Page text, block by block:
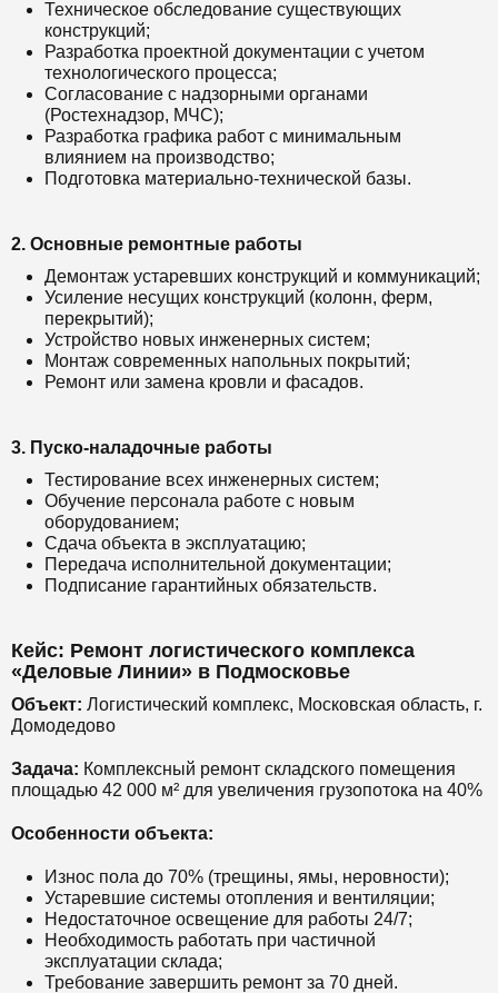
Техническое обследование существующих
конструкций;
Разработка проектной документации с учетом
технологического процесса;
Согласование с надзорными органами
(Ростехнадзор, МЧС);
Разработка графика работ с минимальным
влиянием на производство;
Подготовка материально-технической базы.
2. Основные ремонтные работы
Демонтаж устаревших конструкций и коммуникаций;
Усиление несущих конструкций (колонн, ферм,
перекрытий);
Устройство новых инженерных систем;
Монтаж современных напольных покрытий;
Ремонт или замена кровли и фасадов.
3. Пуско-наладочные работы
Тестирование всех инженерных систем;
Обучение персонала работе с новым
оборудованием;
Сдача объекта в эксплуатацию;
Передача исполнительной документации;
Подписание гарантийных обязательств.
Кейс: Ремонт логистического комплекса
«Деловые Линии» в Подмосковье
Объект: Логистический комплекс, Московская область, г.
Домодедово
Задача: Комплексный ремонт складского помещения
площадью 42 000 м² для увеличения грузопотока на 40%
Особенности объекта:
Износ пола до 70% (трещины, ямы, неровности);
Устаревшие системы отопления и вентиляции;
Недостаточное освещение для работы 24/7;
Необходимость работать при частичной
эксплуатации склада;
Требование завершить ремонт за 70 дней.